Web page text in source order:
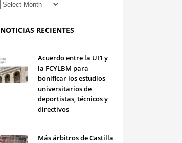
NOTICIAS RECIENTES
Acuerdo entre la UI1 y
la FCYLBM para
bonificar los estudios
universitarios de
deportistas, técnicos y
directivos
Más árbitros de Castilla